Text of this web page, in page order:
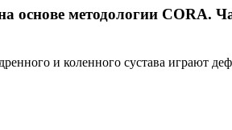
основе методологии CORA.
и коленного сустава играют